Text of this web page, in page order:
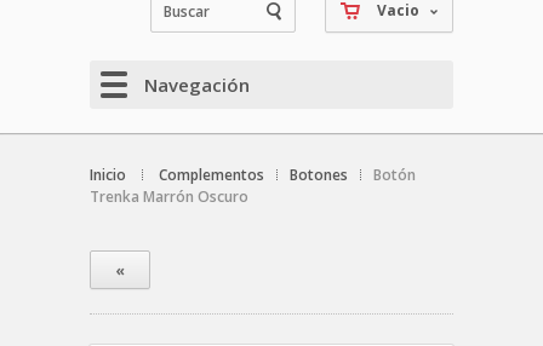
Vacio
Navegación
Inicio Complementos Botones
Botón
Trenka Marrón Oscuro
«